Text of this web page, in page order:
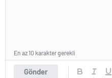
Gönder
En az 10 karakter gerekli